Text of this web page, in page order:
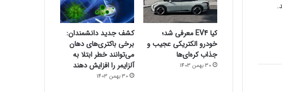
کیا EV4 معرفی شد؛
خودرو الکتریکی عجیب و
جذاب کره‌ای‌ها
30 بهمن 1403
کشف جدید دانشمندان:
برخی باکتری‌های دهان
می‌توانند خطر ابتلا به
آلزایمر را افزایش دهند
30 بهمن 1403